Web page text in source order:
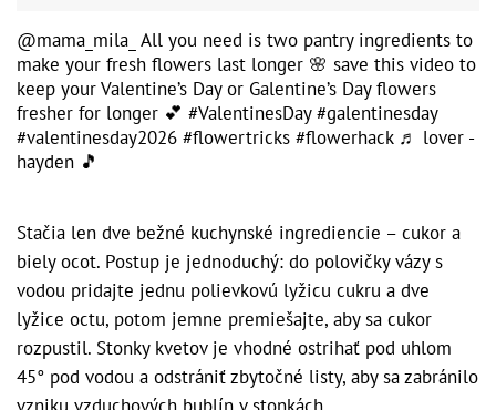
@mama_mila_ All you need is two pantry ingredients to
make your fresh flowers last longer 🌸 save this video to
keep your Valentine’s Day or Galentine’s Day flowers
fresher for longer 💕 #ValentinesDay #galentinesday
#valentinesday2026 #flowertricks #flowerhack ♬ lover -
hayden 🎵
Stačia len dve bežné kuchynské ingrediencie – cukor a
biely ocot. Postup je jednoduchý: do polovičky vázy s
vodou pridajte jednu polievkovú lyžicu cukru a dve
lyžice octu, potom jemne premiešajte, aby sa cukor
rozpustil. Stonky kvetov je vhodné ostrihať pod uhlom
45° pod vodou a odstrániť zbytočné listy, aby sa zabránilo